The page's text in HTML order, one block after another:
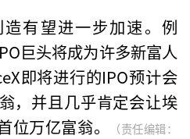
有望进一步加速。例
巨头将成为许多新富人
即将进行的IPO预计会
，并且几乎肯定会让埃
万亿富翁。
（责任编辑：